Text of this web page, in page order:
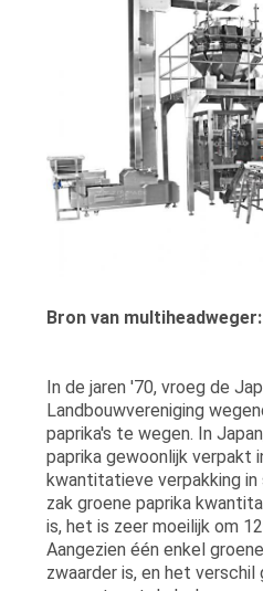
Bron van multiheadweger:
In de jaren '70, vroeg de
Landbouwvereniging
paprika's te wegen. In
paprika gewoonlijk verpakt
kwantitatieve verpakking in
zak groene paprika
is, het is zeer moeilijk om
Aangezien één enkel
zwaarder is, en het verschil